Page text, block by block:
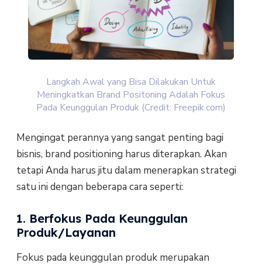
Langkah Awal yang Bisa Dilakukan Untuk
Meningkatkan Brand Positoning Adalah Fokus
Pada Keunggulan Produk (Credit: Freepik.com)
Mengingat perannya yang sangat penting bagi
bisnis, brand positioning harus diterapkan. Akan
tetapi Anda harus jitu dalam menerapkan strategi
satu ini dengan beberapa cara seperti:
1. Berfokus Pada Keunggulan
Produk/Layanan
Fokus pada keunggulan produk merupakan